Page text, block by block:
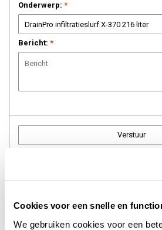
Cookies voor een snelle en
We gebruiken cookies voor een
Onderwerp: *
Bericht: *
Verstuur
Meer informatie